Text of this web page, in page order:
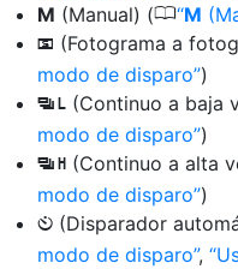
M (Manual) (0 M
U (Fotograma a
modo de disparo )
V (Continuo a baja
modo de disparo )
W (Continuo a alta
modo de disparo )
E (Disparador
modo de disparo ,